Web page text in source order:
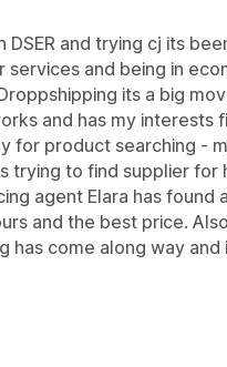
DSER and trying cj its
and being in
its a big
and has my interests
for product searching -
trying to find supplier
agent Elara has found
and the best price.
has come along way and